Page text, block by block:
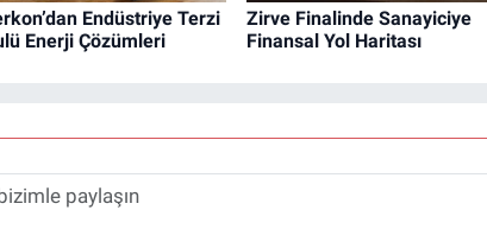
Endüstriye Terzi
Enerji Çözümleri
Zirve Finalinde Sanayiciye
Finansal Yol Haritası